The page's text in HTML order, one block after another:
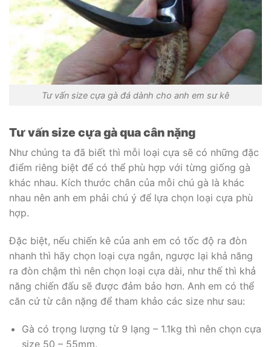
Tư vấn size cựa gà đá dành cho anh em sư kê
Tư vấn size cựa gà qua cân nặng
Như chúng ta đã biết thì mỗi loại cựa sẽ có những đặc
điểm riêng biệt để có thể phù hợp với từng giống gà
khác nhau. Kích thước chân của mỗi chú gà là khác
nhau nên anh em phải chú ý để lựa chọn loại cựa phù
hợp.
Đặc biệt, nếu chiến kê của anh em có tốc độ ra đòn
nhanh thì hãy chọn loại cựa ngắn, ngược lại khả năng
ra đòn chậm thì nên chọn loại cựa dài, như thế thì khả
năng chiến đấu sẽ được đảm bảo hơn. Anh em có thể
căn cứ từ cân nặng để tham khảo các size như sau:
Gà có trọng lượng từ 9 lạng – 1.1kg thì nên chọn cựa
size 50 – 55mm.